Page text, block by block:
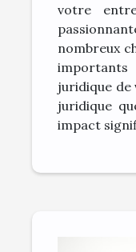
votre
nombreux
juridique
juridique
impact